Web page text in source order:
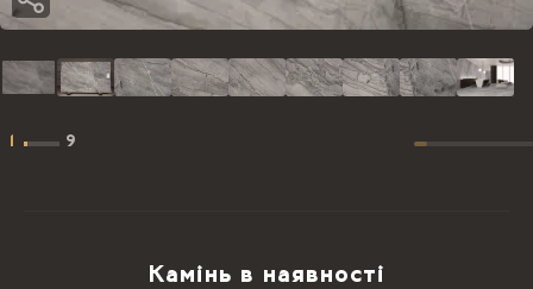
1 9
Камінь в наявності